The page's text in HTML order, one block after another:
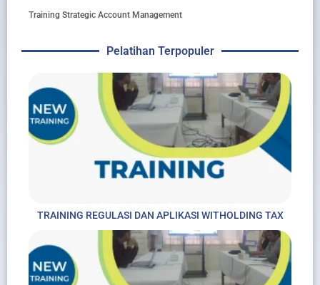
Training Strategic Account Management
Pelatihan Terpopuler
TRAINING REGULASI DAN APLIKASI WITHOLDING TAX